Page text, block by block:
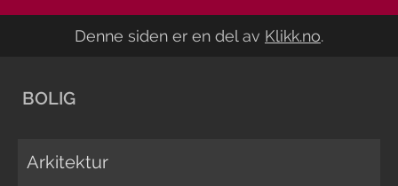
Denne siden er en del av Klikk.no.
BOLIG
Arkitektur